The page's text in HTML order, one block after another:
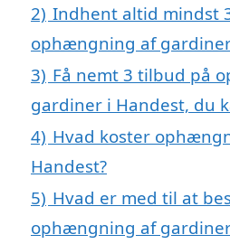
2) Indhent altid mindst
ophængning af
3) Få nemt 3 tilbud på
gardiner i Handest, du
4) Hvad koster
Handest?
5) Hvad er med til at
ophængning af